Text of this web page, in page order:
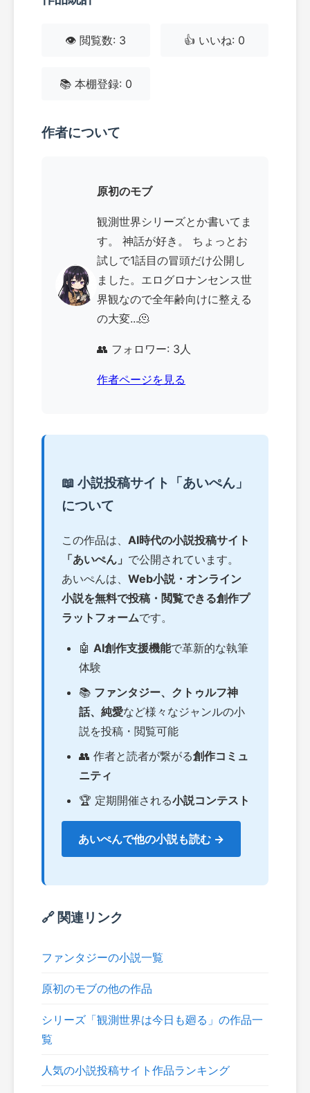
👁️ 閲覧数: 3 👍 いいね: 0
📚 本棚登録: 0
作者について
原初のモブ
観測世界シリーズとか書いてま
す。 神話が好き。 ちょっとお
試しで1話目の冒頭だけ公開し
ました。エログロナンセンス世
界観なので全年齢向けに整える
の大変...🫠
👥 フォロワー: 3人
作者ページを見る
📖 小説投稿サイト「あいぺん」
について
この作品は、 AI時代の小説投稿サイト
「あいぺん」 で公開されています。
あいぺんは、 Web小説・オンライン
小説を無料で投稿・閲覧できる創作プ
ラットフォームです。
🤖 AI創作支援機能で革新的な執筆
体験
📚 ファンタジー、クトゥルフ神
話、純愛など様々なジャンルの小
説を投稿・閲覧可能
👥 作者と読者が繋がる創作コミュ
ニティ
🏆 定期開催される小説コンテスト
あいぺんで他の小説も読む →
🔗 関連リンク
ファンタジーの小説一覧
原初のモブの他の作品
シリーズ「観測世界は今日も廻る」の作品一
覧
人気の小説投稿サイト作品ランキング